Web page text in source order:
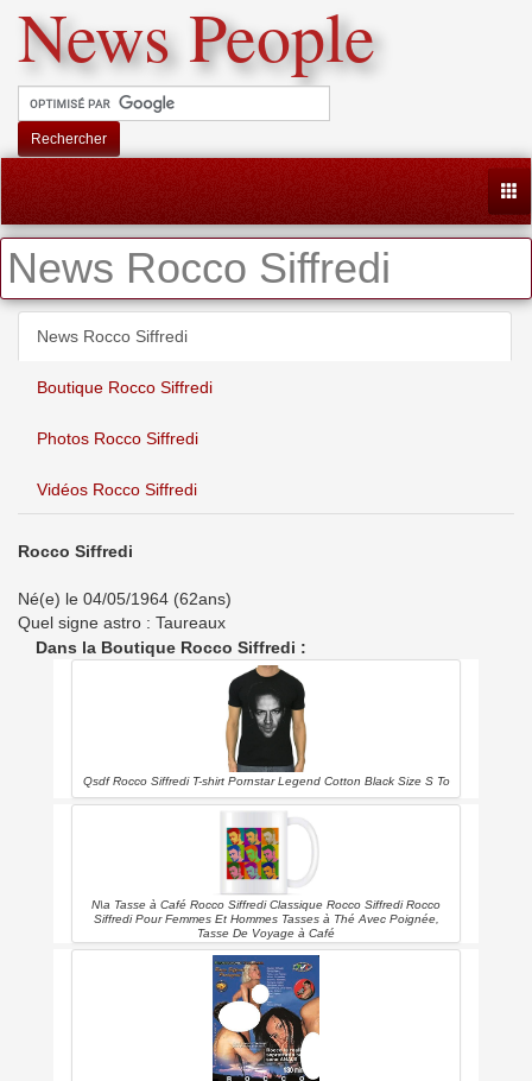
News People
Rechercher
News Rocco Siffredi
News Rocco Siffredi
Boutique Rocco Siffredi
Photos Rocco Siffredi
Vidéos Rocco Siffredi
Rocco Siffredi
Né(e) le 04/05/1964 (62ans)
Quel signe astro : Taureaux
Dans la Boutique Rocco Siffredi :
Qsdf Rocco Siffredi T-shirt Pornstar Legend Cotton Black Size S To
N\a Tasse à Café Rocco Siffredi Classique Rocco Siffredi Rocco
Siffredi Pour Femmes Et Hommes Tasses à Thé Avec Poignée,
Tasse De Voyage à Café